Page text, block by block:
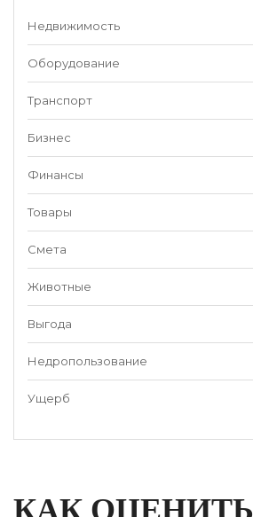
Недвижимость
Оборудование
Транспорт
Бизнес
Финансы
Товары
Смета
Животные
Выгода
Недропользование
Ущерб
КАК ОЦЕНИТЬ